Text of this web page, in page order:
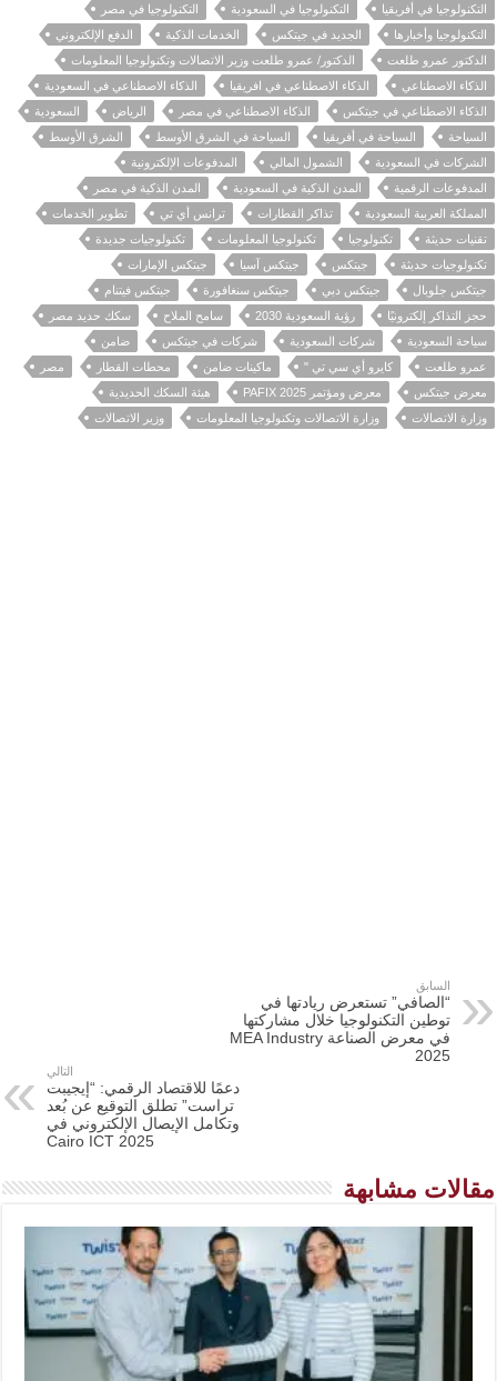
التكنولوجيا في أفريقيا
التكنولوجيا في السعودية
التكنولوجيا في مصر
التكنولوجيا وأخبارها
الجديد في جيتكس الخدمات الذكية
الدفع الإلكتروني
الدكتور عمرو طلعت
الدكتور/ عمرو طلعت وزير الاتصالات وتكنولوجيا المعلومات
الذكاء الاصطناعي
الذكاء الاصطناعي في افريقيا
الذكاء الاصطناعي في السعودية
الذكاء الاصطناعي في جيتكس
الذكاء الاصطناعي في مصر الرياض
السعودية
السياحة
السياحة في أفريقيا السياحة في الشرق الأوسط
الشرق الأوسط
الشركات في السعودية
الشمول المالي
المدفوعات الإلكترونية
المدفوعات الرقمية
المدن الذكية في السعودية
المدن الذكية في مصر
المملكة العربية السعودية
تذاكر القطارات ترانس أي تي
تطوير الخدمات
تقنيات حديثة
تكنولوجيا تكنولوجيا المعلومات
تكنولوجيات جديدة
تكنولوجيات حديثة
جيتكس جيتكس آسيا
جيتكس الإمارات
جيتكس جلوبال
جيتكس دبي جيتكس سنغافورة
جيتكس فيتنام
حجز التذاكر إلكترونيًا
رؤية السعودية 2030 سامح الملاح
سكك حديد مصر
سياحة السعودية
شركات السعودية شركات في جيتكس
ضامن
عمرو طلعت
كايرو أي سي تي " ماكينات ضامن محطات القطار
مصر
معرض جيتكس
معرض ومؤتمر PAFIX 2025
هيئة السكك الحديدية
وزارة الاتصالات
وزارة الاتصالات وتكنولوجيا المعلومات وزير الاتصالات
السابق
“الصافي” تستعرض ريادتها في
توطين التكنولوجيا خلال مشاركتها
في معرض الصناعة MEA Industry
2025
التالي
دعمًا للاقتصاد الرقمي: “إيجيبت
تراست” تطلق التوقيع عن بُعد
وتكامل الإيصال الإلكتروني في
Cairo ICT 2025
مقالات مشابهة